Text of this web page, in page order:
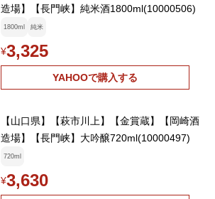
造場】【長門峡】純米酒1800ml(10000506)
1800ml 純米
¥3,325
YAHOOで購入する
【山口県】【萩市川上】【金賞蔵】【岡崎酒
造場】【長門峡】大吟醸720ml(10000497)
720ml
¥3,630